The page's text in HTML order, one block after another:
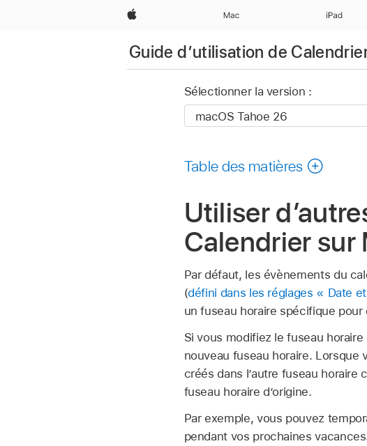
Apple Mac iPad
Guide d’utilisation de
Sélectionner la version :
Table des matières
Utiliser
Calendrier sur
Par défaut, les évènements du
(défini dans les réglages « Date
un fuseau horaire spécifique
Si vous modifiez le fuseau
nouveau fuseau horaire. Lorsque
créés dans l’autre fuseau
fuseau horaire d’origine.
Par exemple, vous pouvez
pendant vos prochaines